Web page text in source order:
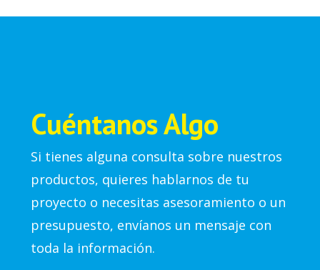
Cuéntanos Algo
Si tienes alguna consulta sobre nuestros
productos, quieres hablarnos de tu
proyecto o necesitas asesoramiento o un
presupuesto, envíanos un mensaje con
toda la información.